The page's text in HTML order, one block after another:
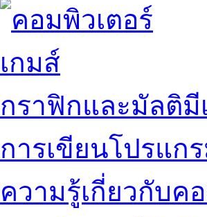
เกมส์
กราฟิกและมัลติมี
การเขียนโปรแก
ความรู้เกี่ยวกับค